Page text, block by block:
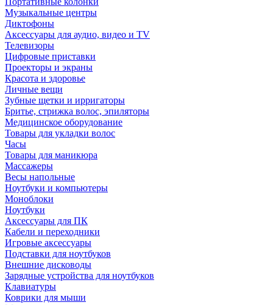
Музыкальные центры
Диктофоны
Аксессуары для аудио, видео и TV
Телевизоры
Цифровые приставки
Проекторы и экраны
Красота и здоровье
Личные вещи
Зубные щетки и ирригаторы
Бритье, стрижка волос, эпиляторы
Медицинское оборудование
Товары для укладки волос
Часы
Товары для маникюра
Массажеры
Весы напольные
Ноутбуки и компьютеры
Моноблоки
Ноутбуки
Аксессуары для ПК
Кабели и переходники
Игровые аксессуары
Подставки для ноутбуков
Внешние дисководы
Зарядные устройства для ноутбуков
Клавиатуры
Коврики для мыши